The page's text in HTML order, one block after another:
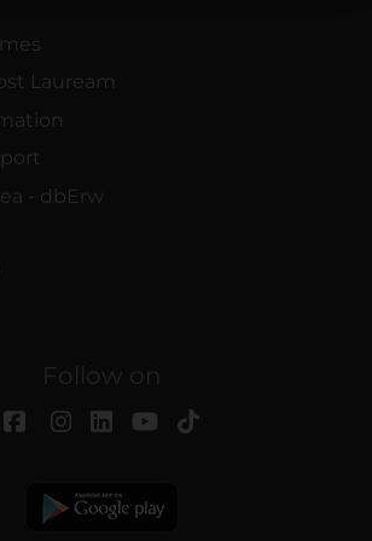
Lauream
- dbErw
Follow on